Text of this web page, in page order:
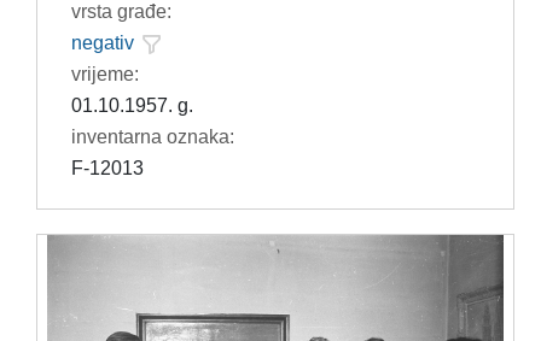
vrsta građe:
negativ
vrijeme:
01.10.1957. g.
inventarna oznaka:
F-12013